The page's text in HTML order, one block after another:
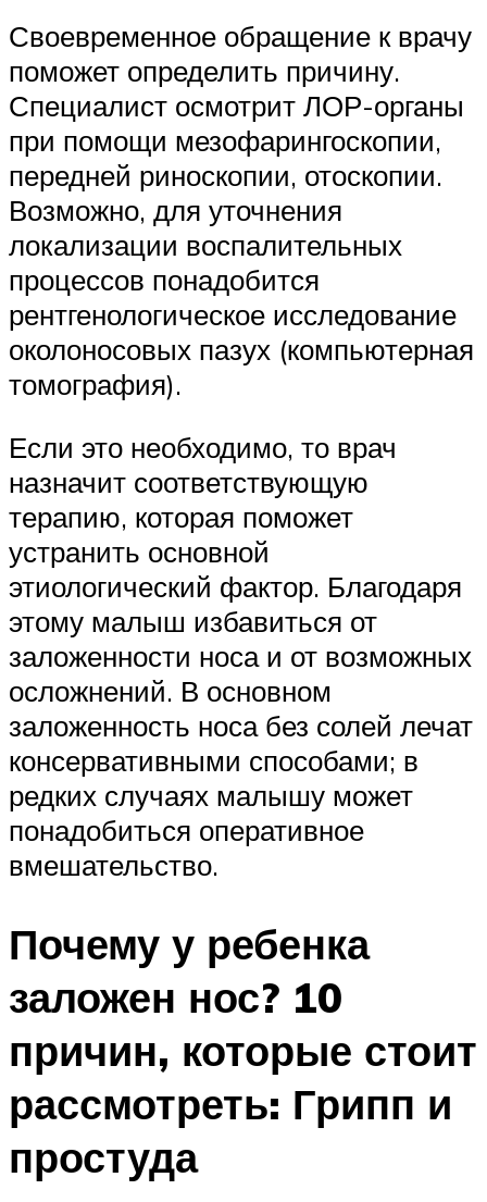
Своевременное обращение к врачу
поможет определить причину.
Специалист осмотрит ЛОР-органы
при помощи мезофарингоскопии,
передней риноскопии, отоскопии.
Возможно, для уточнения
локализации воспалительных
процессов понадобится
рентгенологическое исследование
околоносовых пазух (компьютерная
томография).
Если это необходимо, то врач
назначит соответствующую
терапию, которая поможет
устранить основной
этиологический фактор. Благодаря
этому малыш избавиться от
заложенности носа и от возможных
осложнений. В основном
заложенность носа без солей лечат
консервативными способами; в
редких случаях малышу может
понадобиться оперативное
вмешательство.
Почему у ребенка
заложен нос? 10
причин, которые стоит
рассмотреть: Грипп и
простуда